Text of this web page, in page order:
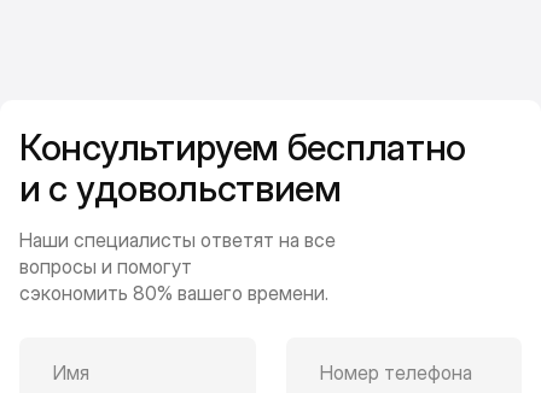
Консультируем бесплатно
и с удовольствием
Наши специалисты ответят на все
вопросы и помогут
сэкономить 80% вашего времени.
Имя Номер телефона